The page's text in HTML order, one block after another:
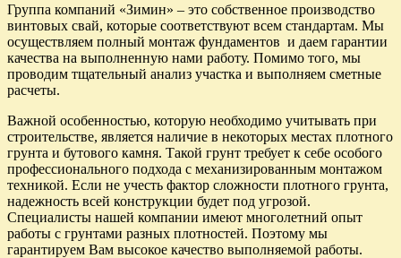
Группа компаний «Зимин» – это собственное производство
винтовых свай, которые соответствуют всем стандартам. Мы
осуществляем полный монтаж фундаментов и даем гарантии
качества на выполненную нами работу. Помимо того, мы
проводим тщательный анализ участка и выполняем сметные
расчеты.
Важной особенностью, которую необходимо учитывать при
строительстве, является наличие в некоторых местах плотного
грунта и бутового камня. Такой грунт требует к себе особого
профессионального подхода с механизированным монтажом
техникой. Если не учесть фактор сложности плотного грунта,
надежность всей конструкции будет под угрозой.
Специалисты нашей компании имеют многолетний опыт
работы с грунтами разных плотностей. Поэтому мы
гарантируем Вам высокое качество выполняемой работы.